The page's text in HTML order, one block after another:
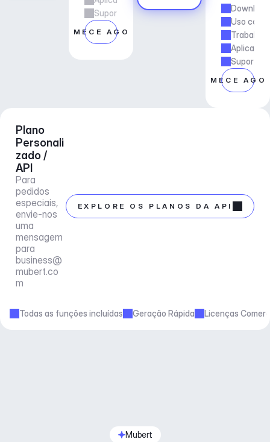
Suporte ao gerente de conta
COMECE AGORA
Uso
Trabalho
Suporte
COMECE
Plano
Personali
zado /
API
Para
pedidos
especiais,
envie-nos
uma
mensagem
business@
mubert.co
m
EXPLORE OS PLANOS DA API
Todas as funções incluídas Geração Rápida Licenças
Mubert